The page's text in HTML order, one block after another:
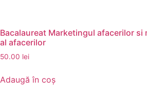
Bacalaureat Marketingul afacerilor si
al afacerilor
50.00 lei
Adaugă în coș